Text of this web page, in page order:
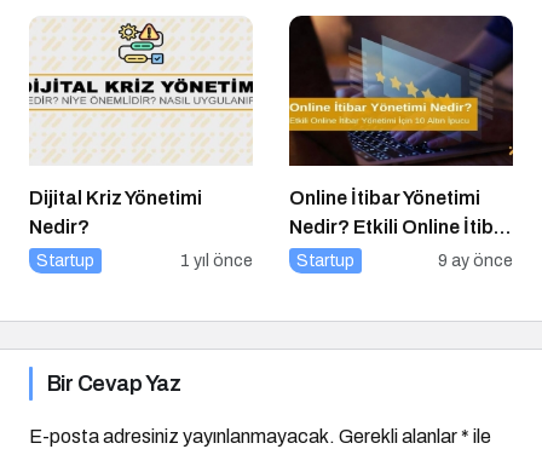
Başladı
Dijital Kriz Yönetimi
Nedir?
Startup 1 yıl önce
Online İtibar Yönetimi
Nedir? Etkili Online İtibar
Yönetimi İçin 10 Altın
Startup 9 ay önce
Bir Cevap Yaz
E-posta adresiniz yayınlanmayacak. Gerekli alanlar* ile